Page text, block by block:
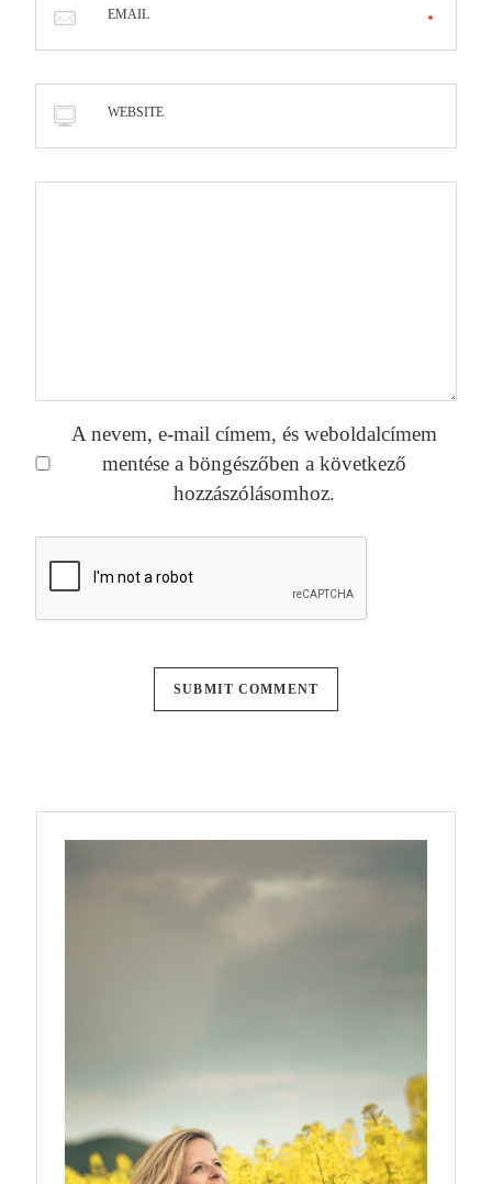
EMAIL
WEBSITE
A nevem, e-mail címem, és weboldalcímem
mentése a böngészőben a következő
hozzászólásomhoz.